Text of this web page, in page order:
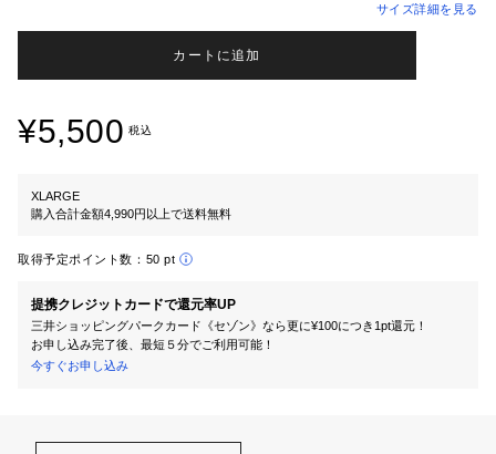
サイズ詳細を見る
カートに追加
¥5,500 税込
XLARGE
購入合計金額4,990円以上で送料無料
取得予定ポイント数： 50 pt
提携クレジットカードで還元率UP
三井ショッピングパークカード《セゾン》なら更に¥100につき1pt還元！
お申し込み完了後、最短５分でご利用可能！
今すぐお申し込み